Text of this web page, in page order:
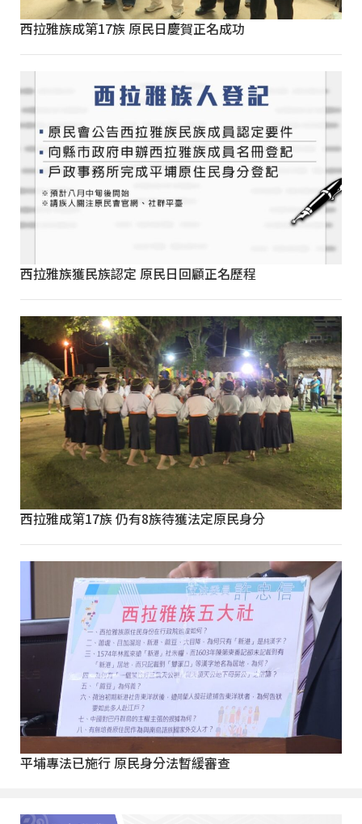
西拉雅族成第17族 原民日慶賀正名成功
西拉雅族獲民族認定 原民日回顧正名歷程
西拉雅成第17族 仍有8族待獲法定原民身分
平埔專法已施行 原民身分法暫緩審查